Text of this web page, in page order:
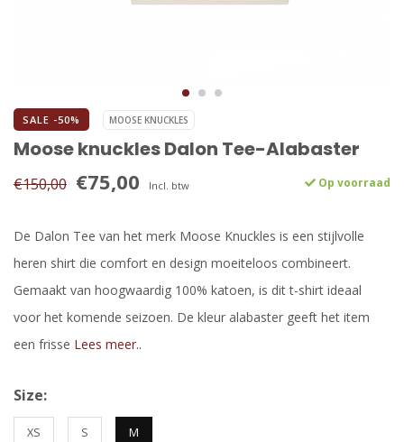
SALE -50% MOOSE KNUCKLES
Moose knuckles Dalon Tee-Alabaster
€150,00 €75,00 Incl. btw Op voorraad
De Dalon Tee van het merk Moose Knuckles is een stijlvolle
heren shirt die comfort en design moeiteloos combineert.
Gemaakt van hoogwaardig 100% katoen, is dit t-shirt ideaal
voor het komende seizoen. De kleur alabaster geeft het item
een frisse Lees meer..
Size:
XS S M